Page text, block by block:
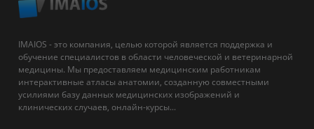
IMAIOS - это компания, целью которой является поддержка и
обучение специалистов в области человеческой и ветеринарной
медицины. Мы предоставляем медицинским работникам
интерактивные атласы анатомии, созданную совместными
усилиями базу данных медицинских изображений и
клинических случаев, онлайн-курсы...